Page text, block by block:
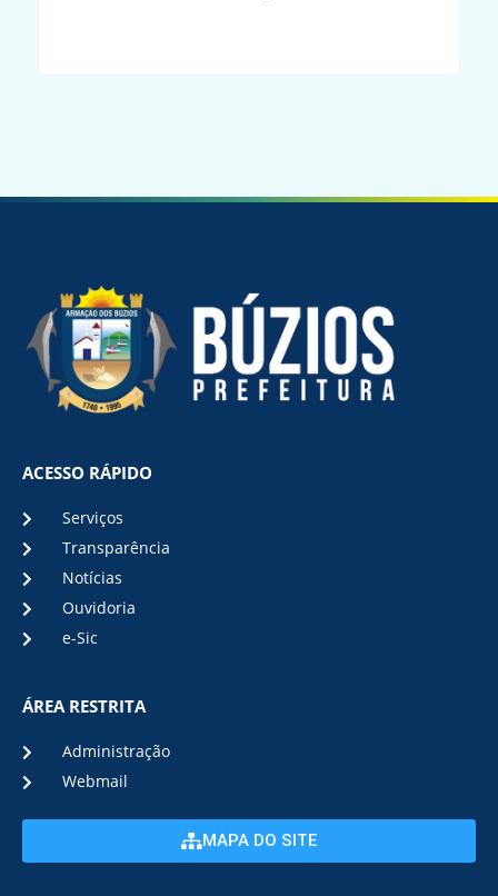
ACESSO RÁPIDO
Serviços
Transparência
Notícias
Ouvidoria
e-Sic
ÁREA RESTRITA
Administração
Webmail
MAPA DO SITE